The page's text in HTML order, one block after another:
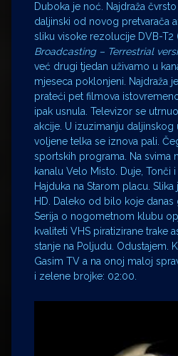
Duboka je noć. Najdraža
daljinski od novog pretvarača
sliku visoke rezolucije DVB-T2
Broadcasting – Terrestrial
već drugi tjedan uživamo u
mjeseca poklonjeni. Najdraža
prateći pet filmova
ipak usnula. Televizor se
akcije. U izuzimanju daljinskog
voljene telka se iznova pali.
sportskih programa. Na svima
kanalu Velo Misto. Duje, Tonči
Hajduka na Starom placu.
HD. Daleko od bilo koje
Serija o nogometnom klubu
kvaliteti VHS piratizirane trake
stanje na Poljudu. Odustajem.
Gasim TV a na onoj maloj
i zelene brojke: 02:00.